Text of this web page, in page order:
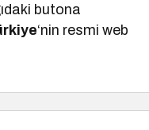
butona
‘nin resmi web